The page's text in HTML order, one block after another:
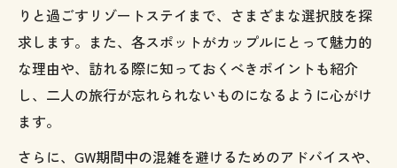
りと過ごすリゾートステイまで、さまざまな選択肢を探
求します。また、各スポットがカップルにとって魅力的
な理由や、訪れる際に知っておくべきポイントも紹介
し、二人の旅行が忘れられないものになるように心がけ
ます。
さらに、GW期間中の混雑を避けるためのアドバイスや、